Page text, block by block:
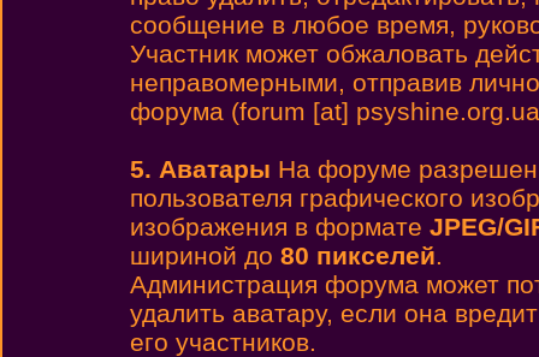
сообщение в любое время,
Участник может обжаловать
неправомерными, отправив
форума (forum [at]
5. Аватары На форуме
пользователя графического
изображения в формате JPEG/
шириной до 80 пикселей.
Администрация форума может
удалить аватару, если она
его участников.